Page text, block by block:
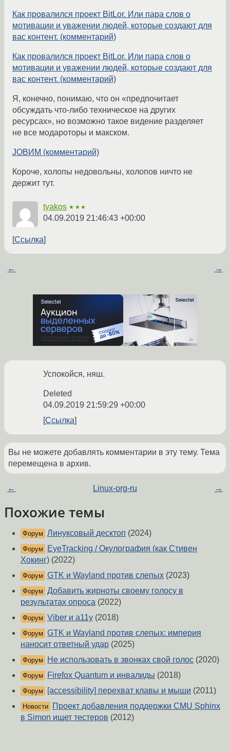
Как провалился проект BitLor. Или пара слов о
мотивации и уважении людей, которые создают для
вас контент. (комментарий)
Как провалился проект BitLor. Или пара слов о
мотивации и уважении людей, которые создают для
вас контент. (комментарий)
Я, конечно, понимаю, что он «предпочитает
обсуждать что-либо техническое на других
ресурсах», но возможно такое видение разделяет
не все модароторы и макском.
JOВИМ (комментарий)
Короче, холопы недовольны, холопов ничто не
держит тут.
tyakos ★★★
04.09.2019 21:46:43 +00:00
Ссылка
← →
Успокойся, няш.
Deleted
04.09.2019 21:59:29 +00:00
Ссылка
Вы не можете добавлять комментарии в эту тему. Тема
перемещена в архив.
← Linux-org-ru →
Похожие темы
Форум Линуксовый десктоп (2024)
Форум
EyeTracking / Окулография (как Стивен
Хокинг) (2022)
Форум GTK и Wayland против слепых (2023)
Форум Добавить жирноты своему голосу в
результатах опроса (2022)
Форум Viber и a11y (2018)
Форум GTK и Wayland против слепых: империя
наносит ответный удар (2025)
Форум Не использовать в звонках свой голос (2020)
Форум Firefox Quantum и инвалиды (2018)
Форум [accessibility] перехват клавы и мыши (2011)
Новости
Проект добавления поддержки CMU Sphinx
в Simon ищет тестеров (2012)